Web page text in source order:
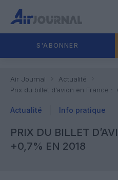
S'ABONNER
Air Journal
Actualité
Prix du billet d’avion en France :
Actualité Info pratique
PRIX DU BILLET
+0,7% EN 2018